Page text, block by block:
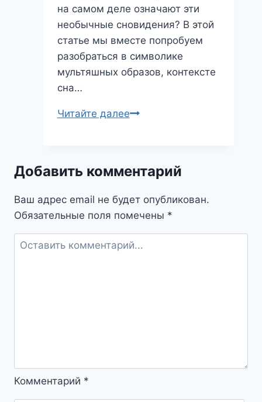
на самом деле означают эти
необычные сновидения? В этой
статье мы вместе попробуем
разобраться в символике
мультяшных образов, контексте
сна…
Читайте далееСон,
возвращение
детство
скрытые
Добавить комментарий
Ваш адрес email не будет опубликован.
Обязательные поля помечены *
Комментарий *